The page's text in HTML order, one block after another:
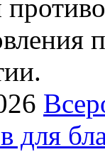
для